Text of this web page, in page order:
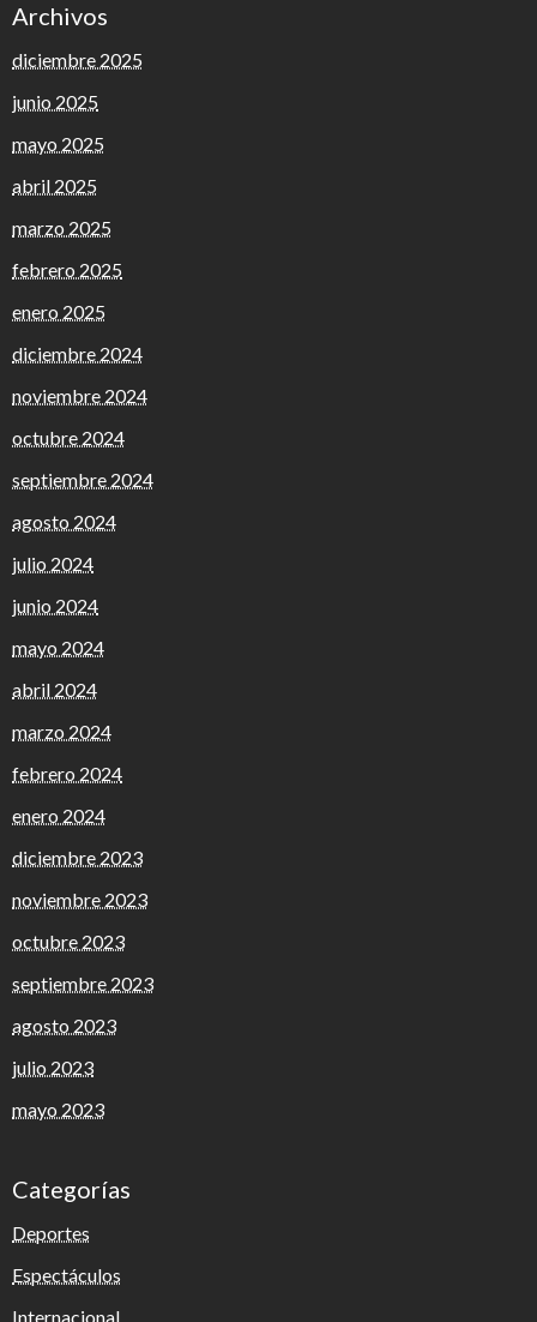
Archivos
diciembre 2025
junio 2025
mayo 2025
abril 2025
marzo 2025
febrero 2025
enero 2025
diciembre 2024
noviembre 2024
octubre 2024
septiembre 2024
agosto 2024
julio 2024
junio 2024
mayo 2024
abril 2024
marzo 2024
febrero 2024
enero 2024
diciembre 2023
noviembre 2023
octubre 2023
septiembre 2023
agosto 2023
julio 2023
mayo 2023
Categorías
Deportes
Espectáculos
Internacional